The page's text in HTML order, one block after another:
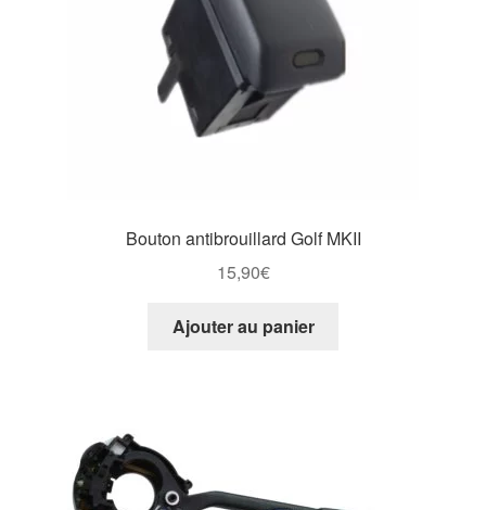
Bouton antibrouillard Golf MKII
15,90€
Ajouter au panier